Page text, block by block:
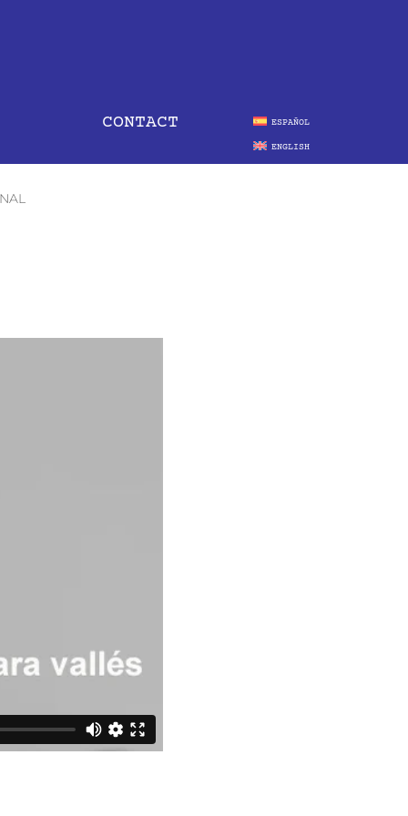
CONTACT ESPAÑOL
ENGLISH